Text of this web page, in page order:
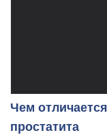
Чем
простатита